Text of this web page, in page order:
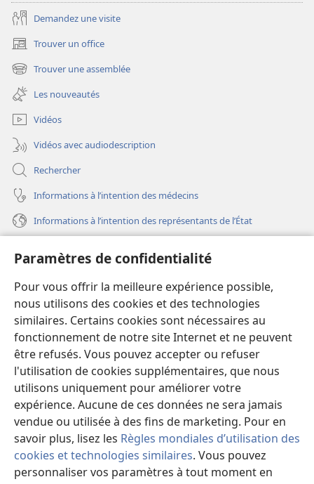
Paramètres de confidentialité
Pour vous offrir la meilleure expérience possible,
nous utilisons des cookies et des technologies
similaires. Certains cookies sont nécessaires au
fonctionnement de notre site Internet et ne peuvent
être refusés. Vous pouvez accepter ou refuser
l'utilisation de cookies supplémentaires, que nous
utilisons uniquement pour améliorer votre
expérience. Aucune de ces données ne sera jamais
vendue ou utilisée à des fins de marketing. Pour en
savoir plus, lisez les Règles mondiales d’utilisation des
cookies et technologies similaires. Vous pouvez
personnaliser vos paramètres à tout moment en
Demandez une visite
Trouver un office
(ouvre
une
nouvelle
fenêtre)
Trouver une assemblée
(ouvre
une
nouvelle
fenêtre)
Les nouveautés
Vidéos
Vidéos avec audiodescription
Rechercher
Informations à l’intention des médecins
Informations à l’intention des représentants de l’État
(ouvre
une
nouvelle
fenêtre)
Bibliothèque en ligne
(ouvre
une
nouvelle
fenêtre)
JW Hub®
(ouvre
une
nouvelle
fenêtre)
JW Library
Watchtower Library